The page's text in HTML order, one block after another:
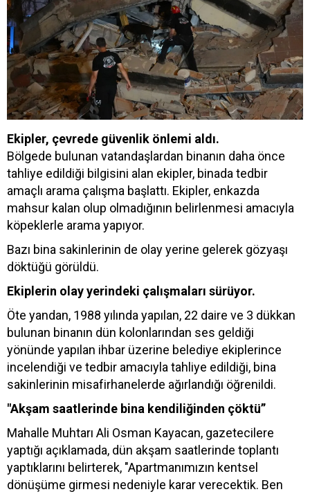
Ekipler, çevrede güvenlik önlemi aldı.
Bölgede bulunan vatandaşlardan binanın daha önce
tahliye edildiği bilgisini alan ekipler, binada tedbir
amaçlı arama çalışma başlattı. Ekipler, enkazda
mahsur kalan olup olmadığının belirlenmesi amacıyla
köpeklerle arama yapıyor.
Bazı bina sakinlerinin de olay yerine gelerek gözyaşı
döktüğü görüldü.
Ekiplerin olay yerindeki çalışmaları sürüyor.
Öte yandan, 1988 yılında yapılan, 22 daire ve 3 dükkan
bulunan binanın dün kolonlarından ses geldiği
yönünde yapılan ihbar üzerine belediye ekiplerince
incelendiği ve tedbir amacıyla tahliye edildiği, bina
sakinlerinin misafirhanelerde ağırlandığı öğrenildi.
"Akşam saatlerinde bina kendiliğinden çöktü”
Mahalle Muhtarı Ali Osman Kayacan, gazetecilere
yaptığı açıklamada, dün akşam saatlerinde toplantı
yaptıklarını belirterek, "Apartmanımızın kentsel
dönüşüme girmesi nedeniyle karar verecektik. Ben